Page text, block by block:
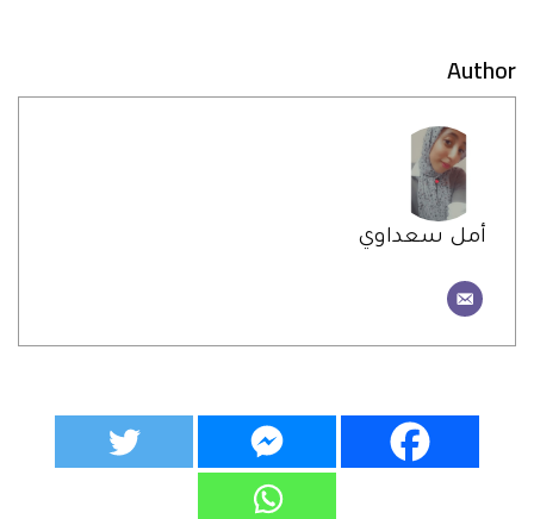
Author
أمل سعداوي